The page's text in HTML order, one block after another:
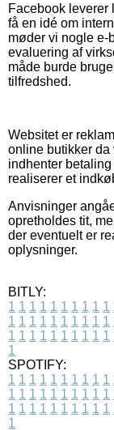
Facebook
få en idé om
møder vi nogle e-
evaluering af
måde burde
tilfredshed.
Websitet er
online butikker da
indhenter
realiserer et
Anvisninger
opretholdes tit,
der eventuelt er
oplysninger.
BITLY:
1 1 1 1 1 1 1 1 1 1
1 1 1 1 1 1 1 1 1 1
1 1 1 1 1 1 1 1 1 1
1
SPOTIFY:
1 1 1 1 1 1 1 1 1 1
1 1 1 1 1 1 1 1 1 1
1 1 1 1 1 1 1 1 1 1
1